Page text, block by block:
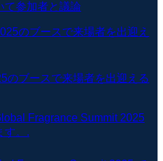
て参加者と議論
のブースで来場者を出迎える